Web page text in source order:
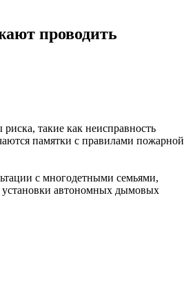
проводить
такие как неисправность
памятки с правилами пожарной
с многодетными семьями,
автономных дымовых